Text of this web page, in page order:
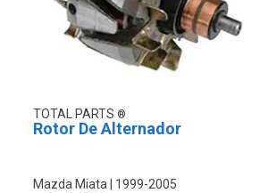
TOTAL PARTS
Rotor De Alternador
Mazda Miata
1999-2005